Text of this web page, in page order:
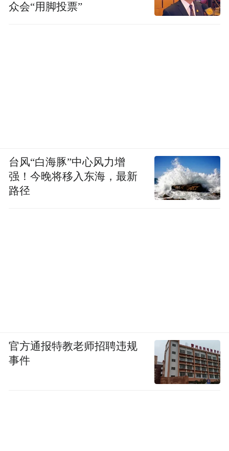
众会“用脚投票”
台风“白海豚”中心风力增
强！今晚将移入东海，最新
路径
官方通报特教老师招聘违规
事件